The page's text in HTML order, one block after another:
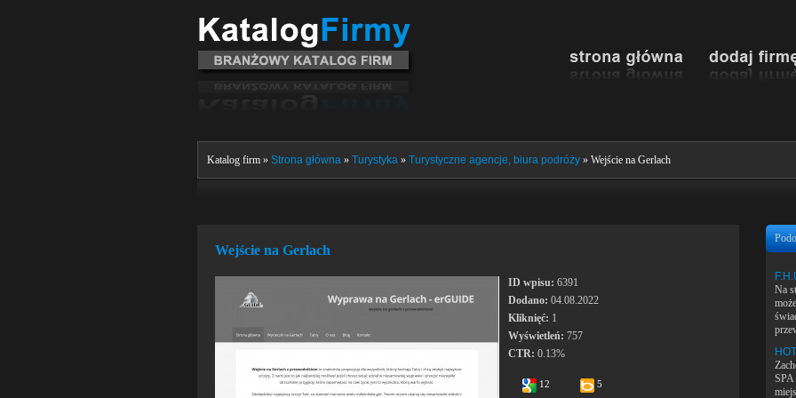
Katalog firm » Strona główna » Turystyka » Turystyczne agencje, biura podróży » Wejście na Gerlach
Wejście na Gerlach
ID wpisu: 6391
Dodano: 04.08.2022
Kliknięć: 1
Wyświetleń: 757
CTR: 0.13%
12 5
Na
SPA